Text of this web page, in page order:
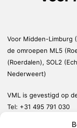
Voor Midden-Limburg
de omroepen ML5
(Roerdalen), SOL2
Nederweert)
VML is gevestigd op
Tel: +31 495 791 030